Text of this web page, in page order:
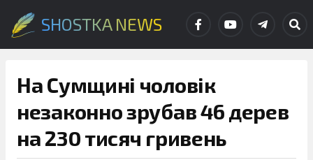
SHOSTKA NEWS
На Сумщині чоловік
незаконно зрубав 46 дерев
на 230 тисяч гривень